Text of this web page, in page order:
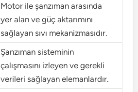
Motor ile şanzıman arasında
yer alan ve güç aktarımını
sağlayan sıvı mekanizmasıdır.
Şanzıman sisteminin
çalışmasını izleyen ve gerekli
verileri sağlayan elemanlardır.